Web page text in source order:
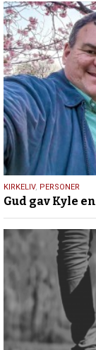
9.
juli
2026
KIRKELIV, PERSONER
Gud gav Kyle